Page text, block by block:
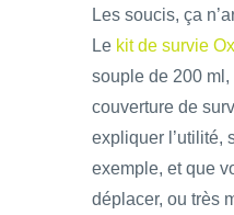
Les soucis, ça
Le kit de survie
souple de 200
couverture de
expliquer l’utilité,
exemple, et que
déplacer, ou très